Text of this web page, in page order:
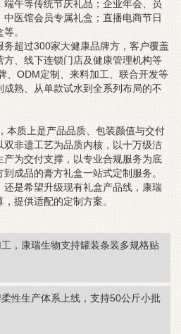
午等传统节庆礼品；企业年会、员
医馆会员专属礼盒；直播电商节日
。
超过300家大健康品牌方，客户覆盖
、线下连锁门店及健康管理机构等
、ODM定制、来料加工、联合开发等
熟、从单款试水到全系列布局的不
本质上是产品品质、包装颜值与交付
非遗工艺为品质内核，以十万级洁
为交付支撑，以专业合规服务为底
成品的膏方礼盒一站式定制服务。
是希望升级现有礼盒产品线，康瑞
提供适配的定制方案。
，康瑞生物支持罐装条装多规格贴
性生产体系上线，支持50公斤小批